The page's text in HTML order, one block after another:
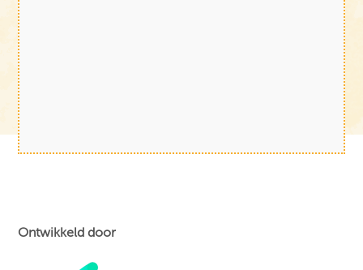
Ontwikkeld door